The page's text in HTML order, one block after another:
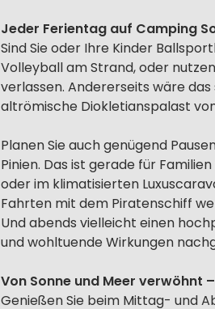
Jeder Ferientag auf Camping
Sind Sie oder Ihre Kinder
Volleyball am Strand, oder
verlassen. Andererseits wäre
altrömische Diokletianspalast
Planen Sie auch genügend
Pinien. Das ist gerade für
oder im klimatisierten
Fahrten mit dem Piratenschiff
Und abends vielleicht einen
und wohltuende Wirkungen
Von Sonne und Meer verwöhnt
Genießen Sie beim Mittag- und